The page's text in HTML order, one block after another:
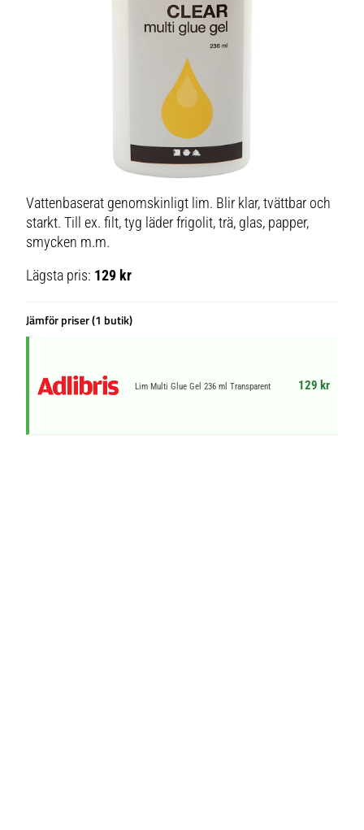
Vattenbaserat genomskinligt lim. Blir klar, tvättbar och
starkt. Till ex. filt, tyg läder frigolit, trä, glas, papper,
smycken m.m.
Lägsta pris: 129 kr
Jämför priser (1 butik)
Lim Multi Glue Gel 236 ml Transparent 129 kr